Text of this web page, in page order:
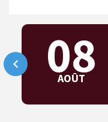
08
AOÛT